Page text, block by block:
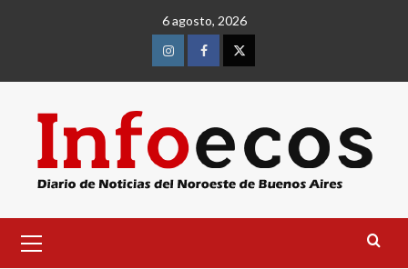
6 agosto, 2026
InstagramFacebookTwitter
primario